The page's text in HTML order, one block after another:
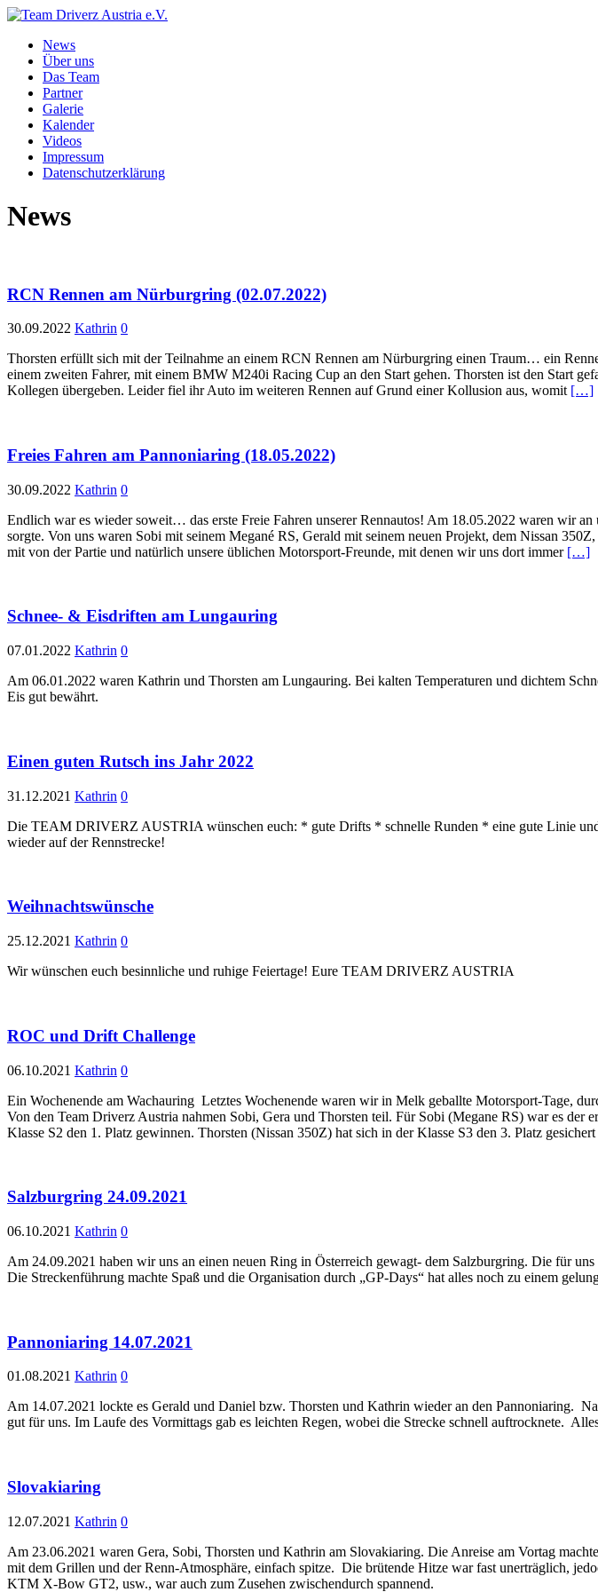
News
Über uns
Das Team
Partner
Galerie
Kalender
Videos
Impressum
Datenschutzerklärung
News
RCN Rennen am Nürburgring (02.07.2022)
30.09.2022 Kathrin 0
Thorsten erfüllt sich mit der Teilnahme an einem RCN Rennen am Nürburgring einen Traum… ein
einem zweiten Fahrer, mit einem BMW M240i Racing Cup an den Start gehen. Thorsten ist den Start
Kollegen übergeben. Leider fiel ihr Auto im weiteren Rennen auf Grund einer Kollusion aus, womit […]
Freies Fahren am Pannoniaring (18.05.2022)
30.09.2022 Kathrin 0
Endlich war es wieder soweit… das erste Freie Fahren unserer Rennautos! Am 18.05.2022 waren wir
sorgte. Von uns waren Sobi mit seinem Megané RS, Gerald mit seinem neuen Projekt, dem Nissan
mit von der Partie und natürlich unsere üblichen Motorsport-Freunde, mit denen wir uns dort immer […]
Schnee- & Eisdriften am Lungauring
07.01.2022 Kathrin 0
Am 06.01.2022 waren Kathrin und Thorsten am Lungauring. Bei kalten Temperaturen und dichtem
Eis gut bewährt.
Einen guten Rutsch ins Jahr 2022
31.12.2021 Kathrin 0
Die TEAM DRIVERZ AUSTRIA wünschen euch: * gute Drifts * schnelle Runden * eine gute Linie
wieder auf der Rennstrecke!
Weihnachtswünsche
25.12.2021 Kathrin 0
Wir wünschen euch besinnliche und ruhige Feiertage! Eure TEAM DRIVERZ AUSTRIA
ROC und Drift Challenge
06.10.2021 Kathrin 0
Ein Wochenende am Wachauring Letztes Wochenende waren wir in Melk geballte Motorsport-Tage,
Von den Team Driverz Austria nahmen Sobi, Gera und Thorsten teil. Für Sobi (Megane RS) war es
Klasse S2 den 1. Platz gewinnen. Thorsten (Nissan 350Z) hat sich in der Klasse S3 den 3. Platz gesichert
Salzburgring 24.09.2021
06.10.2021 Kathrin 0
Am 24.09.2021 haben wir uns an einen neuen Ring in Österreich gewagt- dem Salzburgring. Die für
Die Streckenführung machte Spaß und die Organisation durch „GP-Days“ hat alles noch zu einem
Pannoniaring 14.07.2021
01.08.2021 Kathrin 0
Am 14.07.2021 lockte es Gerald und Daniel bzw. Thorsten und Kathrin wieder an den Pannoniaring.
gut für uns. Im Laufe des Vormittags gab es leichten Regen, wobei die Strecke schnell auftrocknete.
Slovakiaring
12.07.2021 Kathrin 0
Am 23.06.2021 waren Gera, Sobi, Thorsten und Kathrin am Slovakiaring. Die Anreise am Vortag
mit dem Grillen und der Renn-Atmosphäre, einfach spitze. Die brütende Hitze war fast unerträglich,
KTM X-Bow GT2, usw., war auch zum Zusehen zwischendurch spannend.